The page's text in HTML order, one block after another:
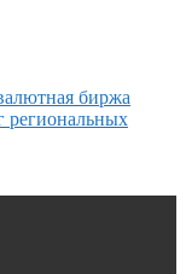
биржа
региональных